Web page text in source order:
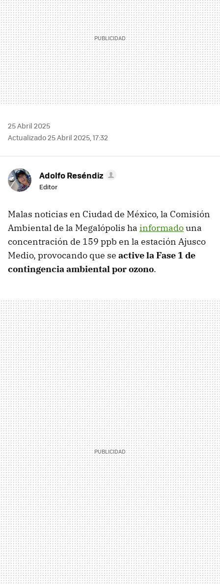
25 Abril 2025
Actualizado 25 Abril 2025, 17:32
Adolfo Reséndiz
Editor
Malas noticias en Ciudad de México, la Comisión
Ambiental de la Megalópolis ha informadouna
concentración de 159 ppb en la estación Ajusco
Medio, provocando que se active la Fase 1 de
contingencia ambiental por ozono.